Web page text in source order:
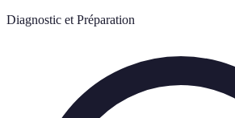
Diagnostic et Préparation